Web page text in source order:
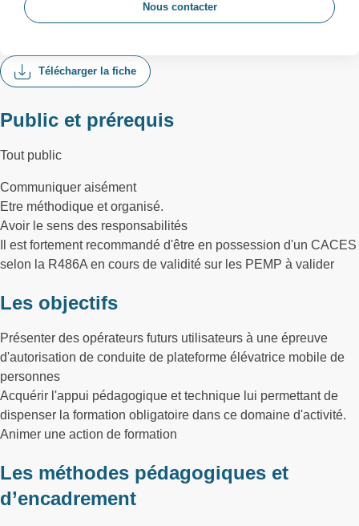
Télécharger la fiche
Public et prérequis
Tout public
Communiquer aisément
Etre méthodique et organisé.
Avoir le sens des responsabilités
Il est fortement recommandé d'être en possession d'un CACES
selon la R486A en cours de validité sur les PEMP à valider
Les objectifs
Présenter des opérateurs futurs utilisateurs à une épreuve
d'autorisation de conduite de plateforme élévatrice mobile de
personnes
Acquérir l'appui pédagogique et technique lui permettant de
dispenser la formation obligatoire dans ce domaine d'activité.
Animer une action de formation
Les méthodes pédagogiques et
d’encadrement
Nous contacter